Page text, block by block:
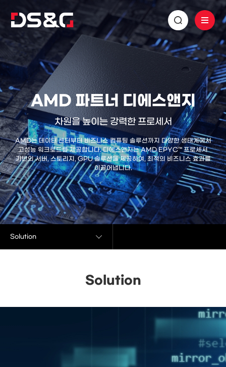
AMD 파트너 디에스앤지
차원을 높이는 강력한 프로세서
AMD는 데이터 센터부터 비즈니스 컴퓨팅 솔루션까지 다양한 생태계에서
고성능 워크로드를 제공합니다. 디에스앤지는 AMD EPYC™ 프로세서
기반의 서버, 스토리지, GPU 솔루션을 제공하여, 최적의 비즈니스 효과를
이끌어냅니다.
Solution
Solution